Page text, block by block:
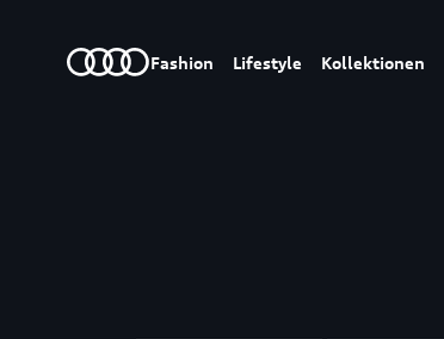
Fashion Lifestyle Kollektionen